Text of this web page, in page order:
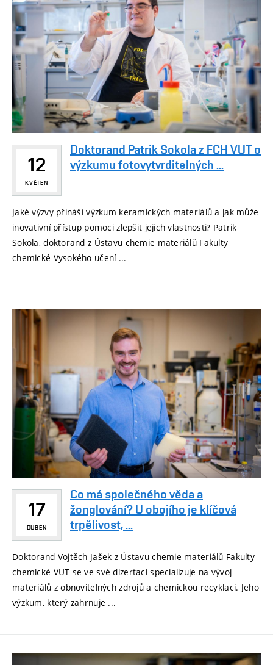
12
KVĚTEN
Doktorand Patrik Sokola z FCH VUT o
výzkumu fotovytvrditelných ...
Jaké výzvy přináší výzkum keramických materiálů a jak může
inovativní přístup pomoci zlepšit jejich vlastnosti? Patrik
Sokola, doktorand z Ústavu chemie materiálů Fakulty
chemické Vysokého učení ...
17
DUBEN
Co má společného věda a
žonglování? U obojího je klíčová
trpělivost, ...
Doktorand Vojtěch Jašek z Ústavu chemie materiálů Fakulty
chemické VUT se ve své dizertaci specializuje na vývoj
materiálů z obnovitelných zdrojů a chemickou recyklaci. Jeho
výzkum, který zahrnuje ...